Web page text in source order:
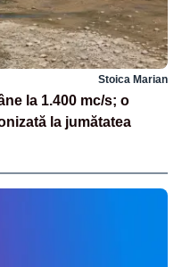
Stoica Marian
la 1.400 mc/s; o
la jumătatea